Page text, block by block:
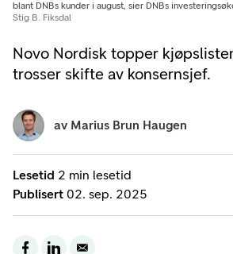
Novo Nordisk topper
trosser skifte av konsernsjef.
blant DNBs kunder i august, sier DNBs
Stig B. Fiksdal
Lesetid 2 min lesetid
Publisert 02. sep. 2025
av Marius Brun Haugen